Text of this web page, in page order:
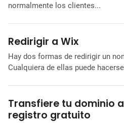
normalmente los clientes...
Redirigir a Wix
Hay dos formas de redirigir un
Cualquiera de ellas puede
Transfiere tu dominio
registro gratuito